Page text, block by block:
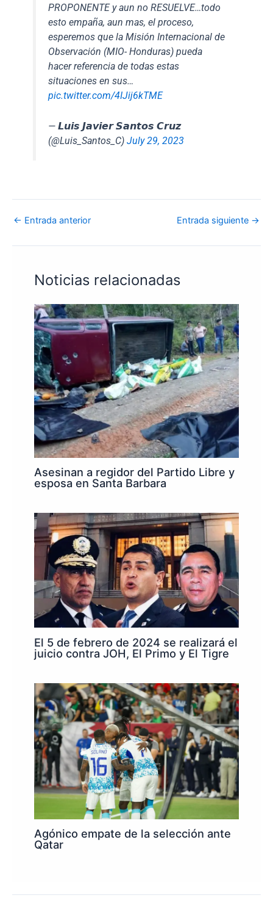
PROPONENTE y aun no RESUELVE…todo
esto empaña, aun mas, el proceso,
esperemos que la Misión Internacional de
Observación (MIO- Honduras) pueda
hacer referencia de todas estas
situaciones en sus…
pic.twitter.com/4IJij6kTME
— 𝙇𝙪𝙞𝙨 𝙅𝙖𝙫𝙞𝙚𝙧 𝙎𝙖𝙣𝙩𝙤𝙨 𝘾𝙧𝙪𝙯
(@Luis_Santos_C)July 29, 2023
← Entrada anterior Entrada siguiente →
Noticias relacionadas
Asesinan a regidor del Partido Libre y
esposa en Santa Barbara
El 5 de febrero de 2024 se realizará el
juicio contra JOH, El Primo y El Tigre
Agónico empate de la selección ante
Qatar